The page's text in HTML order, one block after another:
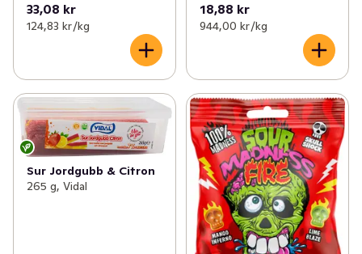
33,08 kr
124,83 kr /kg
18,88 kr
944,00 kr /kg
Sur Jordgubb & Citron
265 g, Vidal